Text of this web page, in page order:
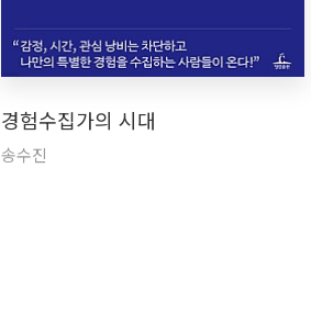
경험수집가의 시대
송수진